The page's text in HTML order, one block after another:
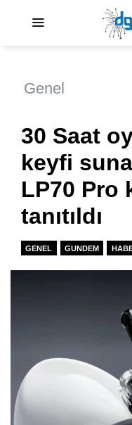
Genel
30 Saat
keyfi
LP70 Pro
tanıtıldı
GENEL GUNDEM